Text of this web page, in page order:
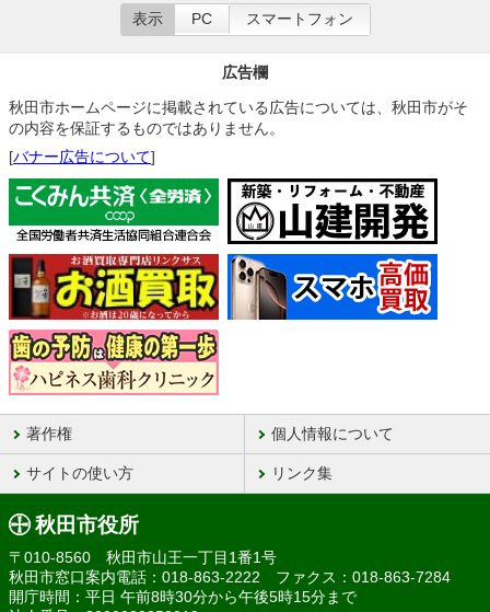
表示 PC スマートフォン
広告欄
秋田市ホームページに掲載されている広告については、秋田市がそ
の内容を保証するものではありません。
[バナー広告について]
著作権 個人情報について
サイトの使い方 リンク集
秋田市役所
〒010-8560 秋田市山王一丁目1番1号
秋田市窓口案内電話：018-863-2222 ファクス：018-863-7284
開庁時間：平日 午前8時30分から午後5時15分まで